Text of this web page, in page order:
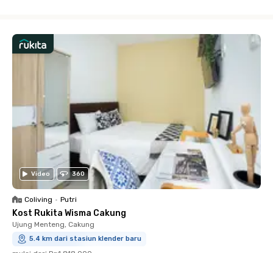
Video 360
Coliving • Putri
Kost Rukita Wisma Cakung
Ujung Menteng, Cakung
5.4 km dari stasiun klender baru